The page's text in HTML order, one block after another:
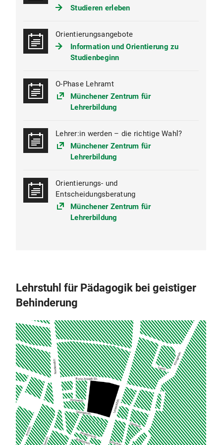
denen des sonderpädagogischen
Blockpraktikums (LPO I, § 93, Abs.1 Nr. 4)
beschränkt auf die Fächer des Studierenden.
Studieren erleben
Orientierungsangebote
Information und Orientierung zu
Studienbeginn
O-Phase Lehramt
Münchener Zentrum für
Lehrerbildung
Lehrer:in werden – die richtige Wahl?
Münchener Zentrum für
Lehrerbildung
Orientierungs- und
Entscheidungsberatung
Münchener Zentrum für
Lehrerbildung
Lehrstuhl für Pädagogik bei geistiger
Behinderung